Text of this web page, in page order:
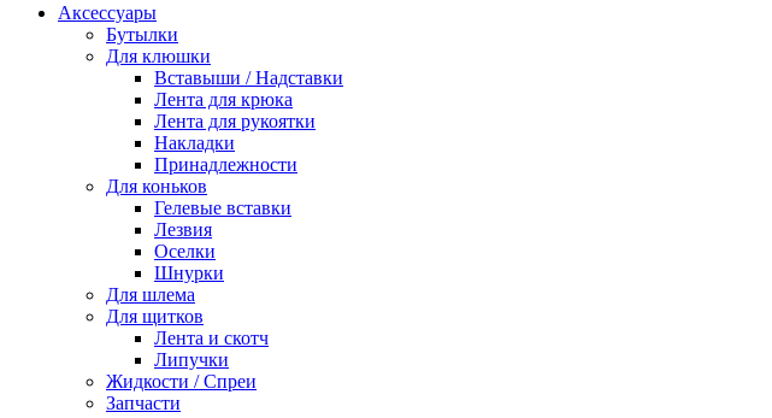
Аксессуары
Бутылки
Для клюшки
Вставыши / Надставки
Лента для крюка
Лента для рукоятки
Накладки
Принадлежности
Для коньков
Гелевые вставки
Лезвия
Оселки
Шнурки
Для шлема
Для щитков
Лента и скотч
Липучки
Жидкости / Спреи
Запчасти